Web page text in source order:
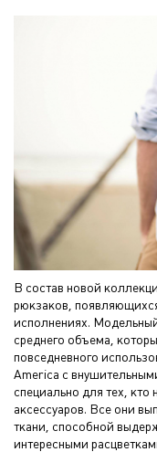
В состав новой
рюкзаков,
исполнениях.
среднего объема,
повседневного
America с
специально для тех,
аксессуаров. Все они
ткани, способной
интересными